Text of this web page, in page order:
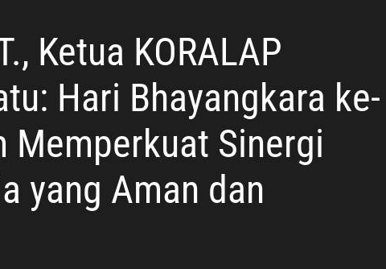
Ketua KORALAP
Hari Bhayangkara ke-
Memperkuat Sinergi
yang Aman dan